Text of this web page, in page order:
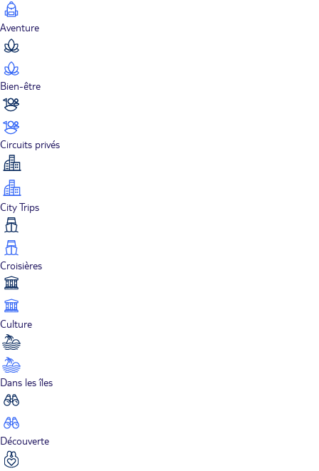
Aventure
Bien-être
Circuits privés
City Trips
Croisières
Culture
Dans les îles
Découverte